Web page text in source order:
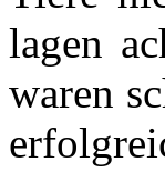
lagen
waren